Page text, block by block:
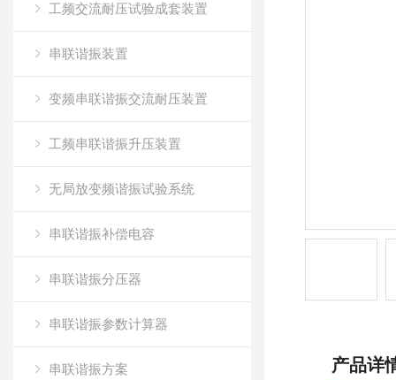
工频交流耐压试验成套装置
串联谐振装置
变频串联谐振交流耐压装置
工频串联谐振升压装置
无局放变频谐振试验系统
串联谐振补偿电容
串联谐振分压器
串联谐振参数计算器
串联谐振方案 产品详